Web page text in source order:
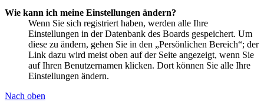
Wie kann ich meine Einstellungen ändern?
Wenn Sie sich registriert haben, werden alle Ihre
Einstellungen in der Datenbank des Boards gespeichert. Um
diese zu ändern, gehen Sie in den „Persönlichen Bereich“; der
Link dazu wird meist oben auf der Seite angezeigt, wenn Sie
auf Ihren Benutzernamen klicken. Dort können Sie alle Ihre
Einstellungen ändern.
Nach oben